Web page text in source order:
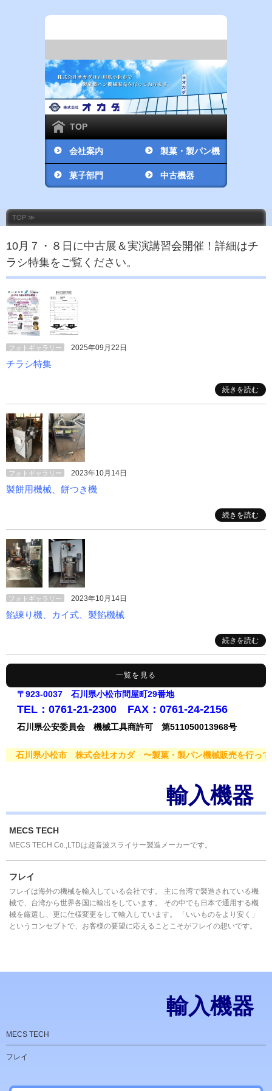
TOP
会社案内 製菓・製パン機
械販売部門
菓子部門 中古機器
TOP ≫
10月７・８日に中古展＆実演講習会開催！詳細はチ
ラシ特集をご覧ください。
フォトギャラリー 2025年09月22日
チラシ特集
続きを読む
フォトギャラリー 2023年10月14日
製餅用機械、餅つき機
続きを読む
フォトギャラリー 2023年10月14日
餡練り機、カイ式、製餡機械
続きを読む
一覧を見る
〒923-0037 石川県小松市問屋町29番地
TEL：0761-21-2300 FAX：0761-24-2156
石川県公安委員会 機械工具商許可 第511050013968号
石川県小松市 株式会社オカダ 〜製菓・製パン機械販売を行って
輸入機器
MECS TECH
MECS TECH Co.,LTDは超音波スライサー製造メーカーです。
フレイ
フレイは海外の機械を輸入している会社です。 主に台湾で製造されている機
械で、台湾から世界各国に輸出をしています。 その中でも日本で通用する機
械を厳選し、更に仕様変更をして輸入しています。 「いいものをより安く」
というコンセプトで、お客様の要望に応えることこそがフレイの想いです。
輸入機器
MECS TECH
フレイ